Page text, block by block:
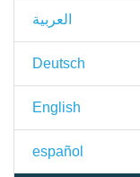
العربية
Deutsch
English
español